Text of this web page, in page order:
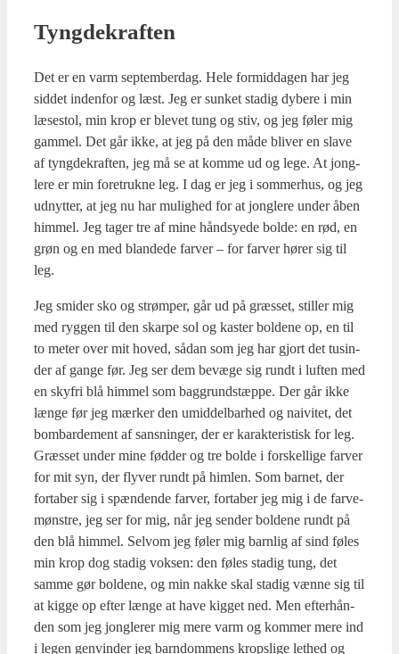
Tyng­de­kraf­ten
Det er en varm sep­tem­ber­dag. Hele for­mid­da­gen har jeg
sid­det inden­for og læst. Jeg er sun­ket sta­dig dybe­re i min
læse­stol, min krop er ble­vet tung og stiv, og jeg føler mig
gam­mel. Det går ikke, at jeg på den måde bli­ver en sla­ve
af tyng­de­kraf­ten, jeg må se at kom­me ud og lege. At jong­
le­re er min fore­truk­ne leg. I dag er jeg i som­mer­hus, og jeg
udnyt­ter, at jeg nu har mulig­hed for at jong­le­re under åben
him­mel. Jeg tager tre af mine hånd­sy­e­de bol­de: en rød, en
grøn og en med blan­de­de far­ver – for far­ver hører sig til
leg.
Jeg smi­der sko og strøm­per, går ud på græs­set, stil­ler mig
med ryg­gen til den skar­pe sol og kaster bol­de­ne op, en til
to meter over mit hoved, sådan som jeg har gjort det tusin­
der af gan­ge før. Jeg ser dem bevæ­ge sig rundt i luf­ten med
en skyfri blå him­mel som bag­grundstæp­pe. Der går ikke
læn­ge før jeg mær­ker den umid­del­bar­hed og nai­vi­tet, det
bom­bar­de­ment af sans­nin­ger, der er karak­te­ri­stisk for leg.
Græs­set under mine fød­der og tre bol­de i for­skel­li­ge far­ver
for mit syn, der fly­ver rundt på him­len. Som bar­net, der
forta­ber sig i spæn­den­de far­ver, forta­ber jeg mig i de far­ve­
møn­stre, jeg ser for mig, når jeg sen­der bol­de­ne rundt på
den blå him­mel. Selv­om jeg føler mig barn­lig af sind føles
min krop dog sta­dig vok­sen: den føles sta­dig tung, det
sam­me gør bol­de­ne, og min nak­ke skal sta­dig væn­ne sig til
at kig­ge op efter læn­ge at have kig­get ned. Men efter­hån­
den som jeg jong­le­rer mig mere varm og kom­mer mere ind
i legen gen­vin­der jeg barn­dom­mens krops­li­ge let­hed og